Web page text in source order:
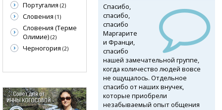
Спасибо,
спасибо,
спасибо
Маргарите
и Франци,
спасибо
нашей замечательной группе,
когда количество людей вовсе
не ощущалось. Отдельное
спасибо от наших внучек,
которые приобрели
незабываемый опыт общения
Португалия (2)
Словения (1)
Словения (Терме
Олимие) (2)
Черногория (2)